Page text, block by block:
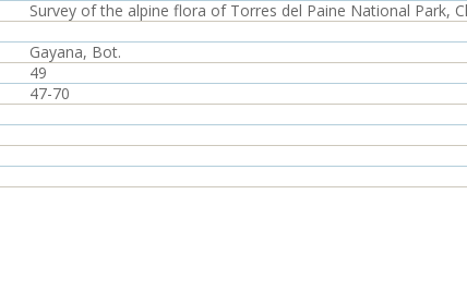
Survey of the alpine flora of Torres del Paine National Park,
Gayana, Bot.
49
47-70